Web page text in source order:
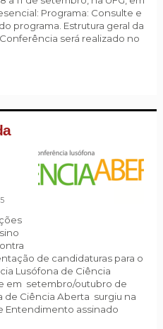
Programa: Consulte e
programa. Estrutura geral da
será realizado no
de candidaturas para o
Lusófona de Ciência
em setembro/outubro de
de Ciência Aberta surgiu na
Entendimento assinado